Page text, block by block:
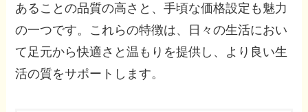
あることの品質の高さと、手頃な価格設定も魅力
の一つです。これらの特徴は、日々の生活におい
て足元から快適さと温もりを提供し、より良い生
活の質をサポートします。